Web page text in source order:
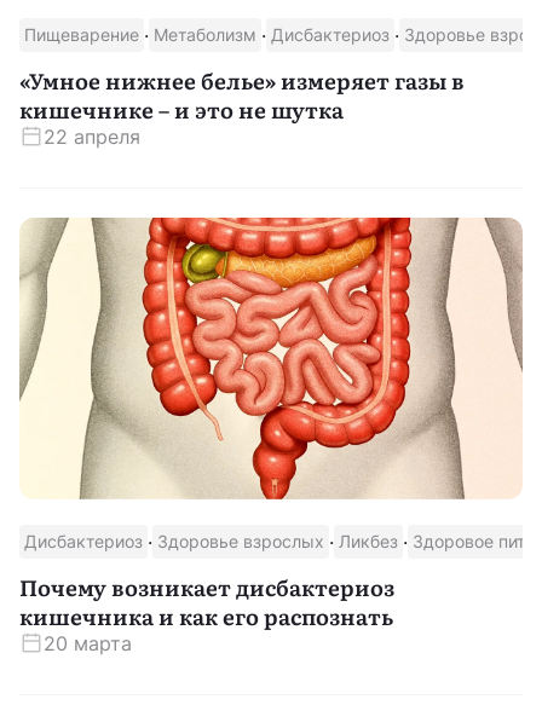
Пищеварение · Метаболизм · Дисбактериоз · Здоровье
«Умное нижнее белье» измеряет газы в
кишечнике – и это не шутка
22 апреля
Дисбактериоз · Здоровье взрослых · Ликбез · Здоровое
Почему возникает дисбактериоз
кишечника и как его распознать
20 марта
Скачать приложение